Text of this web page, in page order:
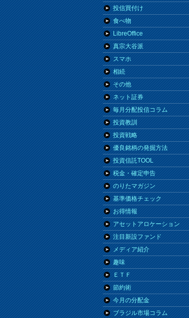
投信買付け
食べ物
LibreOffice
真宗大谷派
スマホ
相続
その他
ネット証券
毎月分配投信コラム
投資教訓
投資戦略
優良銘柄の発掘方法
投資信託TOOL
税金・確定申告
のりたマガジン
基準価格チェック
お得情報
アセットアロケーション
注目新設ファンド
メディア紹介
趣味
ＥＴＦ
節約術
今月の分配金
ブラジル市場コラム